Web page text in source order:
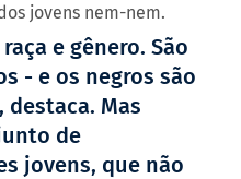
jovens nem-nem.
e gênero. São
- e os negros são
destaca. Mas
de
jovens, que não